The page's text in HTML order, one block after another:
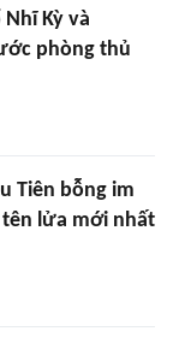
Kỳ và
phòng thủ
Tiên bỗng im
lửa mới nhất